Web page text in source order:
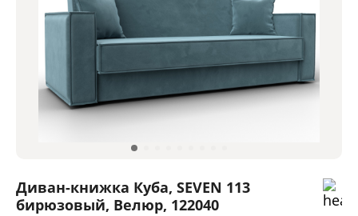
Диван-книжка Куба, SEVEN 113
бирюзовый, Велюр, 122040